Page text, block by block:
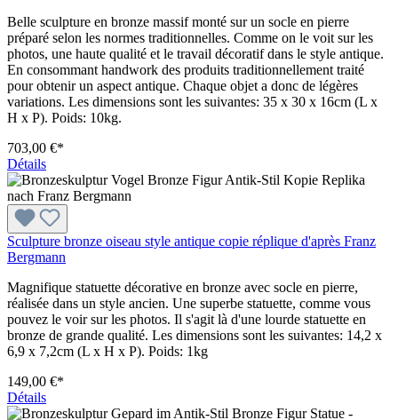
Belle sculpture en bronze massif monté sur un socle en pierre
préparé selon les normes traditionnelles. Comme on le voit sur les
photos, une haute qualité et le travail décoratif dans le style antique.
En consommant handwork des produits traditionnellement traité
pour obtenir un aspect antique. Chaque objet a donc de légères
variations. Les dimensions sont les suivantes: 35 x 30 x 16cm (L x
H x P). Poids: 10kg.
703,00 €*
Détails
Sculpture bronze oiseau style antique copie réplique d'après Franz
Bergmann
Magnifique statuette décorative en bronze avec socle en pierre,
réalisée dans un style ancien. Une superbe statuette, comme vous
pouvez le voir sur les photos. Il s'agit là d'une lourde statuette en
bronze de grande qualité. Les dimensions sont les suivantes: 14,2 x
6,9 x 7,2cm (L x H x P). Poids: 1kg
149,00 €*
Détails